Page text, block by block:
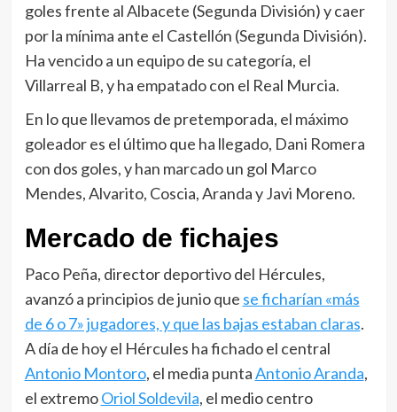
goles frente al Albacete (Segunda División) y caer
por la mínima ante el Castellón (Segunda División).
Ha vencido a un equipo de su categoría, el
Villarreal B, y ha empatado con el Real Murcia.
En lo que llevamos de pretemporada, el máximo
goleador es el último que ha llegado, Dani Romera
con dos goles, y han marcado un gol Marco
Mendes, Alvarito, Coscia, Aranda y Javi Moreno.
Mercado de fichajes
Paco Peña, director deportivo del Hércules,
avanzó a principios de junio que se ficharían «más
de 6 o 7» jugadores, y que las bajas estaban claras.
A día de hoy el Hércules ha fichado el central
Antonio Montoro, el media puntaAntonio Aranda,
el extremoOriol Soldevila, el medio centro